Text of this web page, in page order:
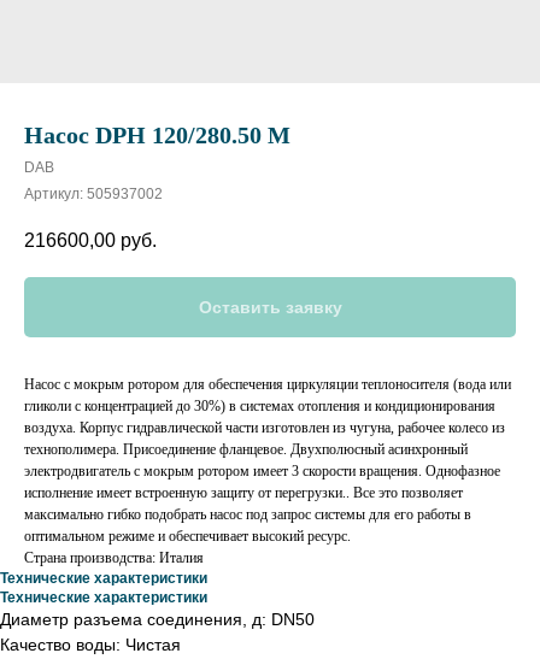
Насос DPH 120/280.50 M
DAB
Артикул: 505937002
216600,00 руб.
Оставить заявку
Насос с мокрым ротором для обеспечения циркуляции теплоносителя (вода или
гликоли с концентрацией до 30%) в системах отопления и кондиционирования
воздуха. Корпус гидравлической части изготовлен из чугуна, рабочее колесо из
технополимера. Присоединение фланцевое. Двухполюсный асинхронный
электродвигатель с мокрым ротором имеет 3 скорости вращения. Однофазное
исполнение имеет встроенную защиту от перегрузки.. Все это позволяет
максимально гибко подобрать насос под запрос системы для его работы в
оптимальном режиме и обеспечивает высокий ресурс.
Страна производствa: Италия
Технические характеристики
Технические характеристики
Диаметр разъема соединения, д: DN50
Качество воды: Чистая